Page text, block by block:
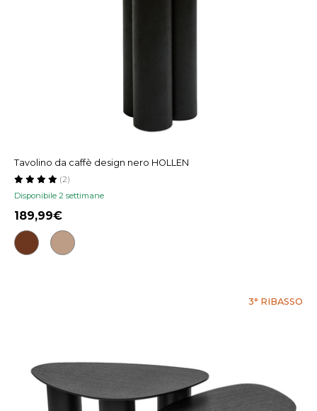
Tavolino da caffè design nero HOLLEN
Disponibile 2 settimane
(2)
189,99
3° RIBASSO